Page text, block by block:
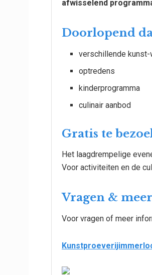
afwisselend
Doorlopend
verschillende
optredens
kinderprogramma
culinair aanbod
Gratis te
Het laagdrempelige
Voor activiteiten en de
Vragen &
Voor vragen of meer